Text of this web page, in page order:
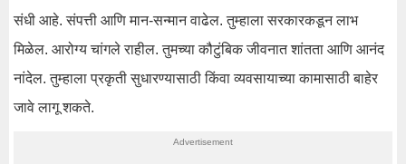
संधी आहे. संपत्ती आणि मान-सन्मान वाढेल. तुम्हाला सरकारकडून लाभ
मिळेल. आरोग्य चांगले राहील. तुमच्या कौटुंबिक जीवनात शांतता आणि आनंद
नांदेल. तुम्हाला प्रकृती सुधारण्यासाठी किंवा व्यवसायाच्या कामासाठी बाहेर
जावे लागू शकते.